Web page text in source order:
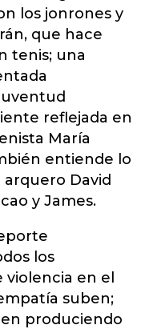
los jonrones y
que hace
tenis; una
reflejada en
María
entiende lo
David
y James.
los
violencia en el
suben;
produciendo